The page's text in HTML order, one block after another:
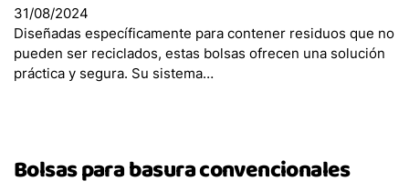
31/08/2024
Diseñadas específicamente para contener residuos que no
pueden ser reciclados, estas bolsas ofrecen una solución
práctica y segura. Su sistema…
Bolsas para basura convencionales